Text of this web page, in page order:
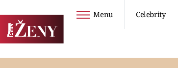
Menu Celebrity